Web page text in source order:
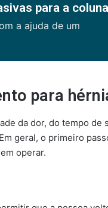
para a
a ajuda de um
para
da dor, do tempo de
geral, o primeiro
operar.